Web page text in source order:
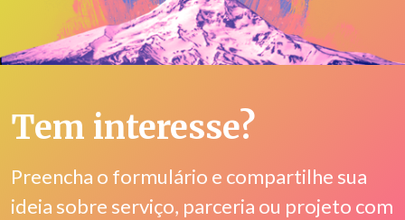
Tem interesse?
Preencha o formulário e compartilhe sua
ideia sobre serviço, parceria ou projeto com